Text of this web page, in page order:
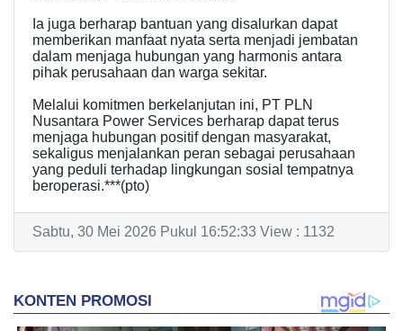
Ia juga berharap bantuan yang disalurkan dapat
memberikan manfaat nyata serta menjadi jembatan
dalam menjaga hubungan yang harmonis antara
pihak perusahaan dan warga sekitar.
Melalui komitmen berkelanjutan ini, PT PLN
Nusantara Power Services berharap dapat terus
menjaga hubungan positif dengan masyarakat,
sekaligus menjalankan peran sebagai perusahaan
yang peduli terhadap lingkungan sosial tempatnya
beroperasi.***(pto)
Sabtu, 30 Mei 2026 Pukul 16:52:33 View : 1132